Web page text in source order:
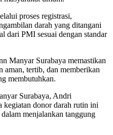
proses registrasi,
darah yang ditangani
dari PMI sesuai dengan standar
Manyar Surabaya memastikan
aman, tertib, dan memberikan
membutuhkan.
Surabaya, Andri
donor darah rutin ini
menjalankan tanggung